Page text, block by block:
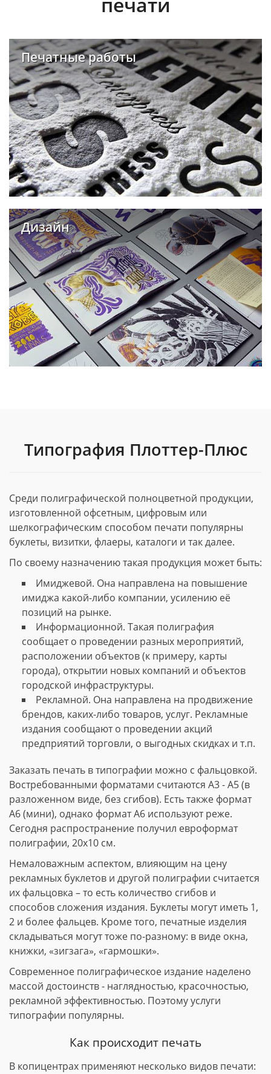
Печатные работы
Дизайн
Типография Плоттер-Плюс
Среди полиграфической полноцветной продукции,
изготовленной офсетным, цифровым или
шелкографическим способом печати популярны
буклеты, визитки, флаеры, каталоги и так далее.
По своему назначению такая продукция может быть:
Имиджевой. Она направлена на повышение
имиджа какой-либо компании, усилению её
позиций на рынке.
Информационной. Такая полиграфия
сообщает о проведении разных мероприятий,
расположении объектов (к примеру, карты
города), открытии новых компаний и объектов
городской инфраструктуры.
Рекламной. Она направлена на продвижение
брендов, каких-либо товаров, услуг. Рекламные
издания сообщают о проведении акций
предприятий торговли, о выгодных скидках и т.п.
Заказать печать в типографии можно с фальцовкой.
Востребованными форматами считаются А3 - А5 (в
разложенном виде, без сгибов). Есть также формат
А6 (мини), однако формат А6 используют реже.
Сегодня распространение получил евроформат
полиграфии, 20х10 см.
Немаловажным аспектом, влияющим на цену
рекламных буклетов и другой полиграфии считается
их фальцовка – то есть количество сгибов и
способов сложения издания. Буклеты могут иметь 1,
2 и более фальцев. Кроме того, печатные изделия
складываться могут тоже по-разному: в виде окна,
книжки, «зигзага», «гармошки».
Современное полиграфическое издание наделено
массой достоинств - наглядностью, красочностью,
рекламной эффективностью. Поэтому услуги
типографии популярны.
Как происходит печать
В копицентрах применяют несколько видов печати: